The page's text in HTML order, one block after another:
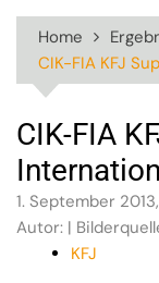
Home
CIK-FIA KFJ
CIK-FIA
1. September
Autor: |
KFJ